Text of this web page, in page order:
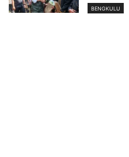
BENGKULU